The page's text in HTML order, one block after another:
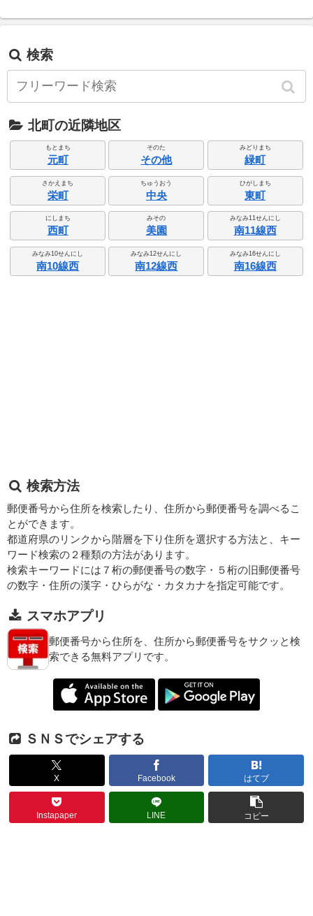
検索
北町の近隣地区
もとまち
元町
そのた
その他
みどりまち
緑町
さかえまち
栄町
ちゅうおう
中央
ひがしまち
東町
にしまち
西町
みその
美園
みなみ11せんにし
南11線西
みなみ10せんにし
南10線西
みなみ12せんにし
南12線西
みなみ16せんにし
南16線西
検索方法
郵便番号から住所を検索したり、住所から郵便番号を調べるこ
とができます。
都道府県のリンクから階層を下り住所を選択する方法と、キー
ワード検索の２種類の方法があります。
検索キーワードには７桁の郵便番号の数字・５桁の旧郵便番号
の数字・住所の漢字・ひらがな・カタカナを指定可能です。
スマホアプリ
郵便番号から住所を、住所から郵便番号をサクッと検
索できる無料アプリです。
ＳＮＳでシェアする
X Facebook はてブ
Instapaper LINE コピー